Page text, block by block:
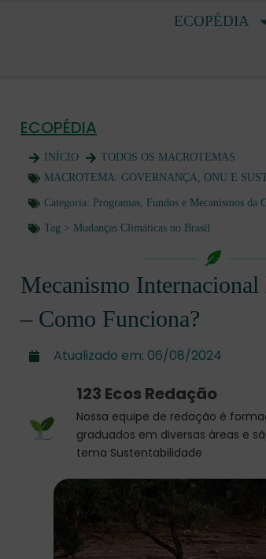
ECOPÉDIA
ECOPÉDIA
INÍCIO
TODOS OS MACROTEMAS
MACROTEMA: GOVERNANÇA, ONU E
Categoria: Programas, Fundos e Mecanismos da
Tag > Mudanças Climáticas no Brasil
Mecanismo Internacional
– Como Funciona?
Atualizado em: 06/08/2024
123 Ecos Redação
Nossa equipe de redação é
graduados em diversas áreas e
tema Sustentabilidade